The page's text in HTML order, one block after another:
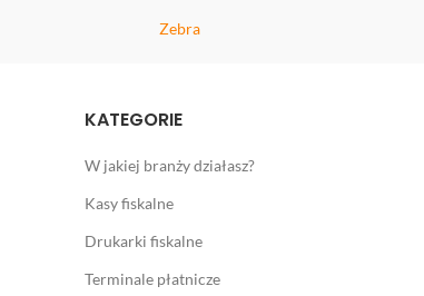
Zebra
KATEGORIE
W jakiej branży działasz?
Kasy fiskalne
Drukarki fiskalne
Terminale płatnicze